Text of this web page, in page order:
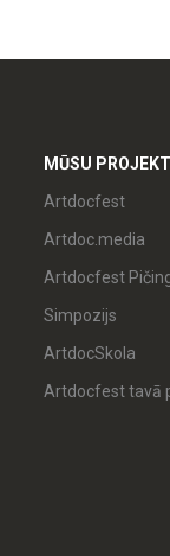
MŪSU
Artdocfest
Artdoc.media
Artdocfest
Simpozijs
ArtdocSkola
Artdocfest tavā